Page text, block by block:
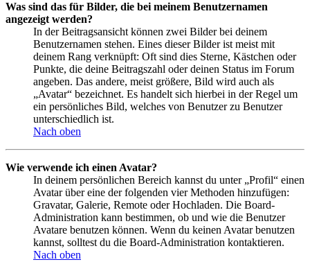
Was sind das für Bilder, die bei meinem Benutzernamen
angezeigt werden?
In der Beitragsansicht können zwei Bilder bei deinem
Benutzernamen stehen. Eines dieser Bilder ist meist mit
deinem Rang verknüpft: Oft sind dies Sterne, Kästchen oder
Punkte, die deine Beitragszahl oder deinen Status im Forum
angeben. Das andere, meist größere, Bild wird auch als
„Avatar“ bezeichnet. Es handelt sich hierbei in der Regel um
ein persönliches Bild, welches von Benutzer zu Benutzer
unterschiedlich ist.
Nach oben
Wie verwende ich einen Avatar?
In deinem persönlichen Bereich kannst du unter „Profil“ einen
Avatar über eine der folgenden vier Methoden hinzufügen:
Gravatar, Galerie, Remote oder Hochladen. Die Board-
Administration kann bestimmen, ob und wie die Benutzer
Avatare benutzen können. Wenn du keinen Avatar benutzen
kannst, solltest du die Board-Administration kontaktieren.
Nach oben